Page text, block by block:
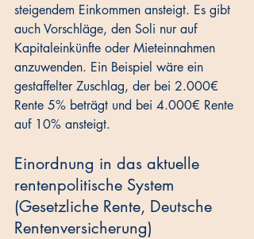
steigendem Einkommen ansteigt. Es gibt
auch Vorschläge, den Soli nur auf
Kapitaleinkünfte oder Mieteinnahmen
anzuwenden. Ein Beispiel wäre ein
gestaffelter Zuschlag, der bei 2.000€
Rente 5% beträgt und bei 4.000€ Rente
auf 10% ansteigt.
Einordnung in das aktuelle
rentenpolitische System
(Gesetzliche Rente, Deutsche
Rentenversicherung)